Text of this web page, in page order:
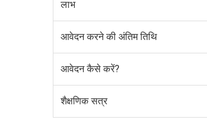
लाभ
आवेदन करने की अंतिम तिथि
आवेदन कैसे करें?
शैक्षणिक सत्र